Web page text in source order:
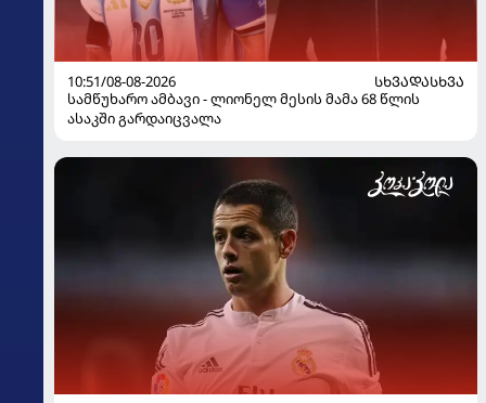
10:51/08-08-2026
ᲡᲮᲕᲐᲓᲐᲡᲮᲕᲐ
სამწუხარო ამბავი - ლიონელ მესის მამა 68 წლის
ასაკში გარდაიცვალა